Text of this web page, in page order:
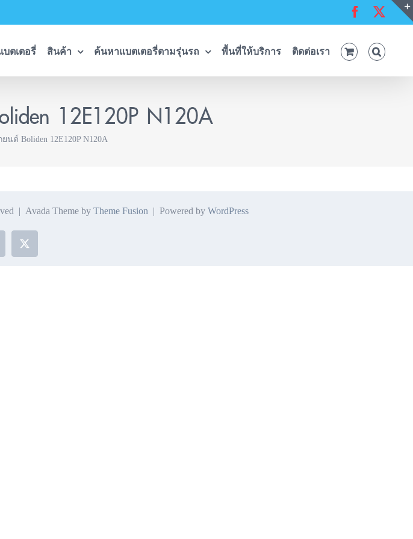
Facebook
ตเตอรี่ สินค้า ค้นหาแบตเตอรี่ตามรุ่นรถ พื้นที่ให้บริการ ติดต่อเรา
12E120P N120A
นต์ Boliden 12E120P N120A
| Avada Theme by Theme Fusion | Powered by WordPress
X